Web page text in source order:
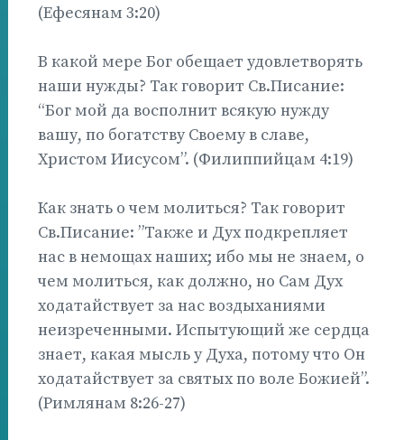
(Ефесянам 3:20)
В какой мере Бог обещает удовлетворять
наши нужды? Так говорит Св.Писание:
“Бог мой да восполнит всякую нужду
вашу, по богатству Своему в славе,
Христом Иисусом”. (Филиппийцам 4:19)
Как знать о чем молиться? Так говорит
Св.Писание: ”Также и Дух подкрепляет
нас в немощах наших; ибо мы не знаем, о
чем молиться, как должно, но Сам Дух
ходатайствует за нас воздыханиями
неизреченными. Испытующий же сердца
знает, какая мысль у Духа, потому что Он
ходатайствует за святых по воле Божией”.
(Римлянам 8:26-27)